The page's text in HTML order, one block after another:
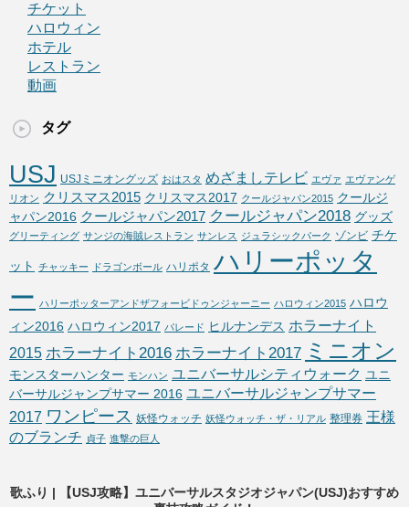
チケット
ハロウィン
ホテル
レストラン
動画
タグ
USJ USJミニオングッズ おはスタ めざましテレビ エヴァ エヴァンゲ
リオン クリスマス2015 クリスマス2017 クールジャパン2015 クールジ
ャパン2016 クールジャパン2017 クールジャパン2018 グッズ
グリーティング サンジの海賊レストラン サンレス ジュラシックパーク ゾンビ チケ
ット チャッキー ドラゴンボール ハリポタ ハリーポッタ
ー ハリーポッターアンドザフォービドゥンジャーニー ハロウィン2015 ハロウ
ィン2016 ハロウィン2017 パレード ヒルナンデス ホラーナイト
2015 ホラーナイト2016 ホラーナイト2017 ミニオン
モンスターハンター モンハン ユニバーサルシティウォーク ユニ
バーサルジャンプサマー 2016 ユニバーサルジャンプサマー
2017 ワンピース 妖怪ウォッチ 妖怪ウォッチ・ザ・リアル 整理券 王様
のブランチ 貞子 進撃の巨人
歌ふり | 【USJ攻略】ユニバーサルスタジオジャパン(USJ)おすすめ